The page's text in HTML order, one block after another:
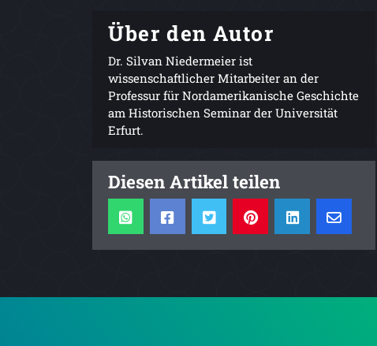
Über den Autor
Dr. Silvan Niedermeier ist
wissenschaftlicher Mitarbeiter an der
Professur für Nordamerikanische Geschichte
am Historischen Seminar der Universität
Erfurt.
Diesen Artikel teilen